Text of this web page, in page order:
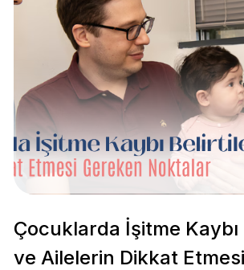
Çocuklarda İşitme
ve Ailelerin Dikkat